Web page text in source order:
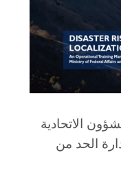
الاتحادية
الحد من